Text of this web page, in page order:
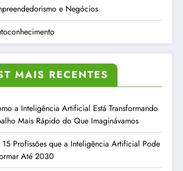
e Negócios
MAIS RECENTES
a Inteligência Artificial Está Transformando
Mais Rápido do Que Imaginávamos
15 Profissões que a Inteligência Artificial Pode
Até 2030